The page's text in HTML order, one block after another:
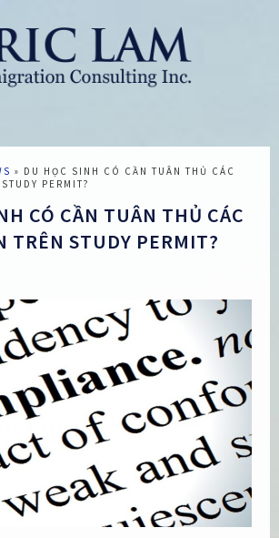
» DU HỌC SINH CÓ CẦN TUÂN THỦ CÁC
PERMIT?
CÓ CẦN TUÂN THỦ CÁC
TRÊN STUDY PERMIT?